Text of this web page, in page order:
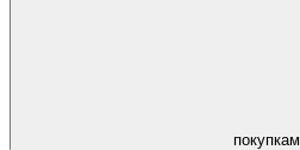
покупкам